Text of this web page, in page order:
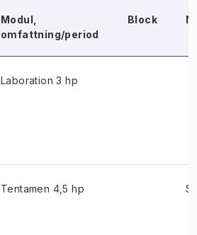
Modul,
omfattning/period
Block
Laboration 3 hp
Tentamen 4,5 hp S